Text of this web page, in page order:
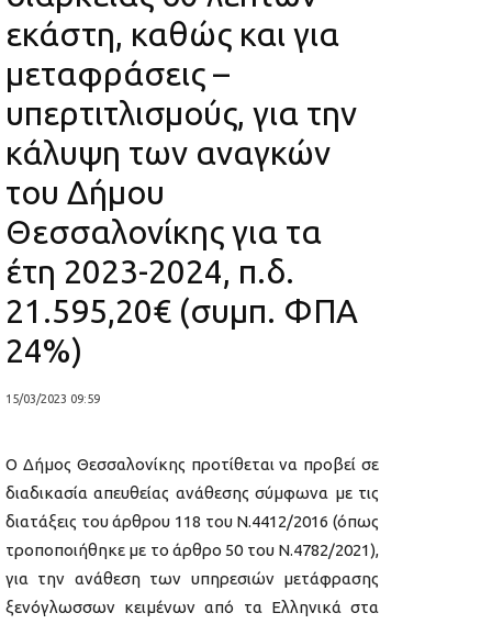
εκάστη, καθώς και για
μεταφράσεις –
υπερτιτλισμούς, για την
κάλυψη των αναγκών
του Δήμου
Θεσσαλονίκης για τα
έτη 2023-2024, π.δ.
21.595,20€ (συμπ. ΦΠΑ
24%)
15/03/2023 09:59
Ο Δήμος Θεσσαλονίκης προτίθεται να προβεί σε
διαδικασία απευθείας ανάθεσης σύμφωνα με τις
διατάξεις του άρθρου 118 του Ν.4412/2016 (όπως
τροποποιήθηκε με το άρθρο 50 του Ν.4782/2021),
για την ανάθεση των υπηρεσιών μετάφρασης
ξενόγλωσσων κειμένων από τα Ελληνικά στα